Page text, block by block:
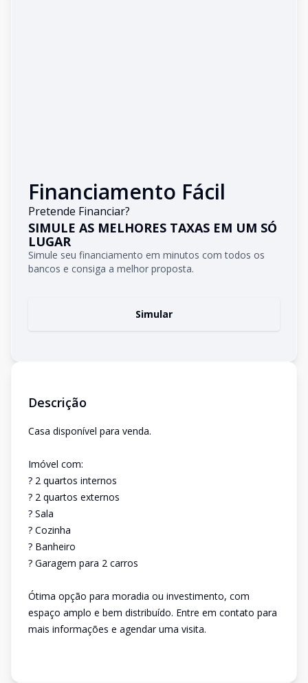
Financiamento Fácil
Pretende Financiar?
SIMULE AS MELHORES TAXAS EM UM SÓ
LUGAR
Simule seu financiamento em minutos com todos os
bancos e consiga a melhor proposta.
Simular
Descrição
Casa disponível para venda.
Imóvel com:
? 2 quartos internos
? 2 quartos externos
? Sala
? Cozinha
? Banheiro
? Garagem para 2 carros
Ótima opção para moradia ou investimento, com
espaço amplo e bem distribuído. Entre em contato para
mais informações e agendar uma visita.